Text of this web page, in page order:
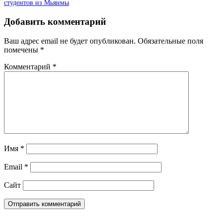
студентов из Мьянмы
Добавить комментарий
Ваш адрес email не будет опубликован. Обязательные поля
помечены *
Комментарий *
Имя *
Email *
Сайт